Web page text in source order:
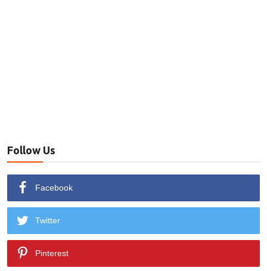
Follow Us
Facebook
Twitter
Pinterest